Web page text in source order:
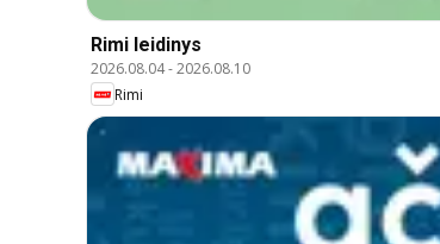
Rimi leidinys
2026.08.04-2026.08.10
Rimi